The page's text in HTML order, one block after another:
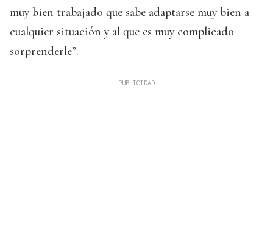
muy bien trabajado que sabe adaptarse muy bien a
cualquier situación y al que es muy complicado
sorprenderle”.